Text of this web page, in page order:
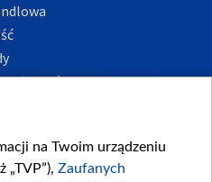
na Twoim urządzeniu
Zaufanych